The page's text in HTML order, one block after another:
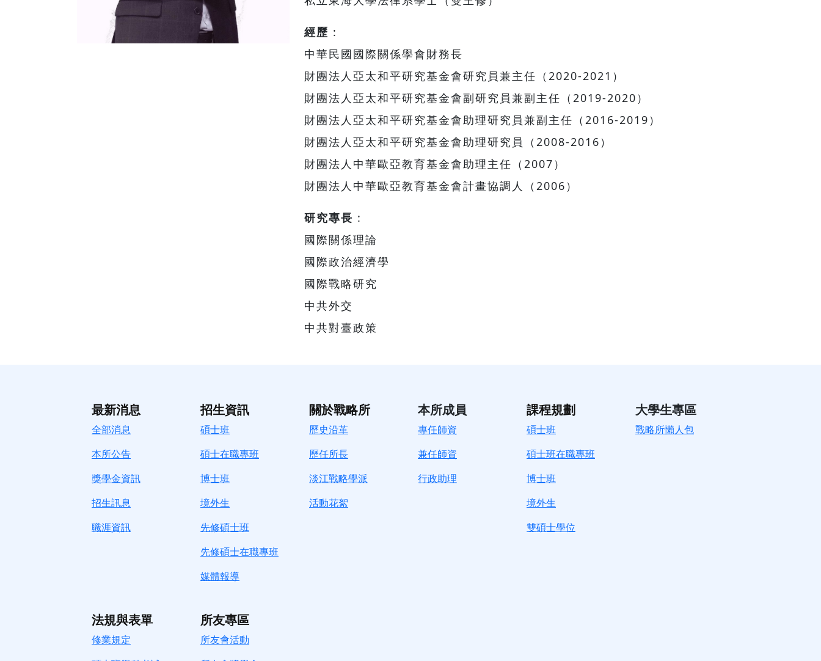
經歷 :
中華民國國際關係學會財務長
財團法人亞太和平研究基金會研究員兼主任（2020-2021）
財團法人亞太和平研究基金會副研究員兼副主任（2019-2020）
財團法人亞太和平研究基金會助理研究員兼副主任（2016-2019）
財團法人亞太和平研究基金會助理研究員（2008-2016）
財團法人中華歐亞教育基金會助理主任（2007）
財團法人中華歐亞教育基金會計畫協調人（2006）
研究專長 :
國際關係理論
國際政治經濟學
國際戰略研究
中共外交
中共對臺政策
最新消息
全部消息
本所公告
獎學金資訊
招生訊息
職涯資訊
招生資訊
碩士班
碩士在職專班
博士班
境外生
先修碩士班
先修碩士在職專班
媒體報導
關於戰略所
歷史沿革
歷任所長
淡江戰略學派
活動花絮
本所成員
專任師資
兼任師資
行政助理
課程規劃
碩士班
碩士班在職專班
博士班
境外生
雙碩士學位
大學生專區
戰略所懶人包
法規與表單
修業規定
所友專區
所友會活動